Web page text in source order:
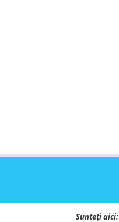
Sunteți aici: